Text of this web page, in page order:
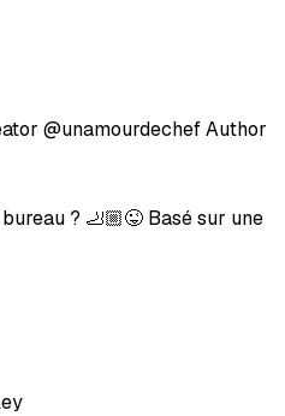
@unamourdechef Author
? 🦶🏼😜 Basé sur une